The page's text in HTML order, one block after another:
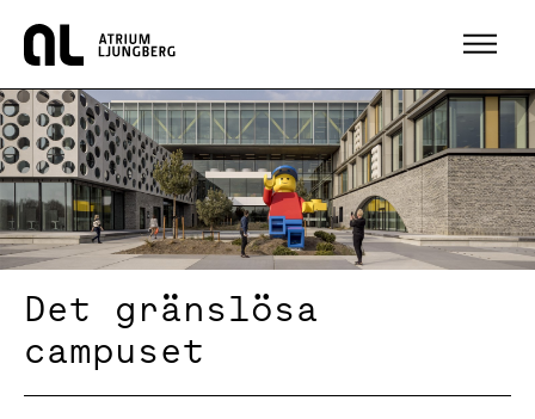
Hem
Det gränslösa
campuset